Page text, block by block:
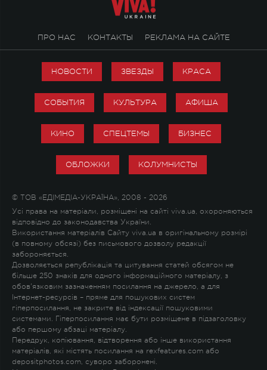
ПРО НАС КОНТАКТЫ РЕКЛАМА НА САЙТЕ
НОВОСТИ ЗВЕЗДЫ КРАСА
СОБЫТИЯ КУЛЬТУРА АФИША
КИНО СПЕЦТЕМЫ БИЗНЕС
ОБЛОЖКИ КОЛУМНИСТЫ
© ТОВ «ЕДІМЕДІА-УКРАЇНА», 2008 - 2026
Усі права на матеріали, розміщені на сайті viva.ua, охороняються
відповідно до законодавства України.
Використання матеріалів Сайту viva.ua в оригінальному розмірі
(в повному обсязі) без письмового дозволу редакції
забороняється.
Дозволяється републікація та цитування статей обсягом не
більше 250 знаків для одного інформаційного матеріалу, з
обов'язковим зазначенням посилання на джерело, а для
Інтернет-ресурсів – пряме для пошукових систем
гіперпосилання, не закрите від індексації пошуковими
системами. Гіперпосилання має бути розміщене в підзаголовку
або першому абзаці матеріалу.
Передрук, копіювання, відтворення або інше використання
матеріалів, які містять посилання на rexfeatures.com або
depositphotos.com, суворо заборонені.